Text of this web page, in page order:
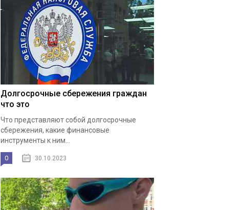
Долгосрочные сбережения граждан
что это
Что представляют собой долгосрочные
сбережения, какие финансовые
инструменты к ним...
0 30.10.2023